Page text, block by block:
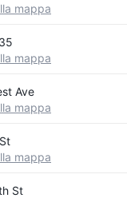
mappa
mappa
Ave
mappa
mappa
St